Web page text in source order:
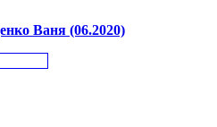
Ваня (06.2020)